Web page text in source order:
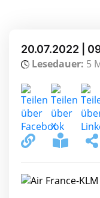
20.07.2022 |
Lesedauer: 5